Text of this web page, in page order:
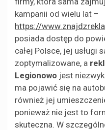
kampanii od wielu lat –
https://
posiada dostęp do
całej Polsce, jej usługi
zoptymalizowane, a
Legionowo jest
ma pojawić się na
również jej
ponieważ nie jest to
skuteczna. W